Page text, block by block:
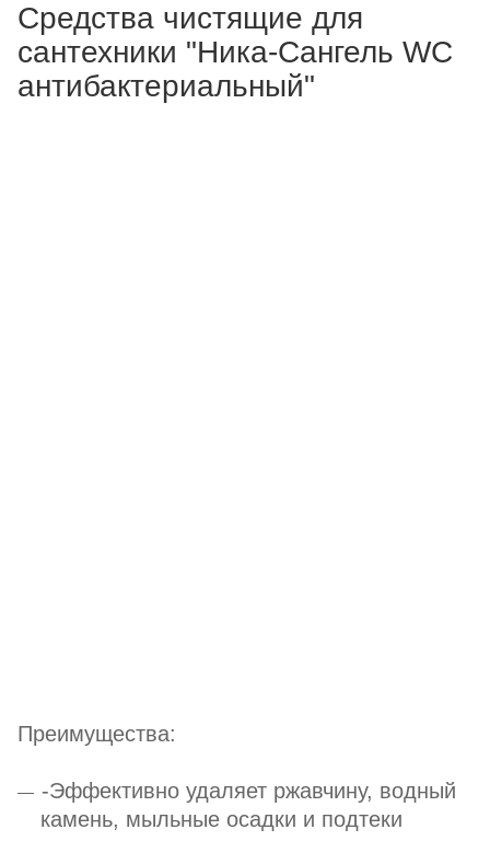
Средства чистящие для
сантехники "Ника-Сангель WC
антибактериальный"
Преимущества:
-Эффективно удаляет ржавчину, водный
камень, мыльные осадки и подтеки